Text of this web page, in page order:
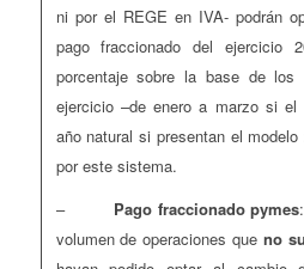
ni por el REGE en IVA- podrán
pago fraccionado del ejercicio
porcentaje sobre la base de los
ejercicio –de enero a marzo si
año natural si presentan el
por este sistema.
– Pago fraccionado pymes
volumen de operaciones queno